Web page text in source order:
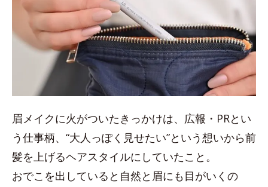
眉メイクに火がついたきっかけは、広報・PRとい
う仕事柄、“大人っぽく見せたい”という想いから前
髪を上げるヘアスタイルにしていたこと。
おでこを出していると自然と眉にも目がいくの